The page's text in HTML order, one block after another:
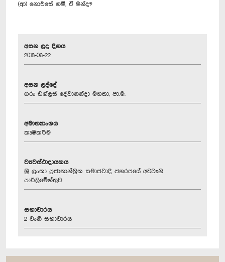
(ආ) නොඑසේ නම්, ඒ මන්ද?
අසන ලද දිනය
2018-06-22
අසන ලද්දේ
ගරු ඩග්ලස් දේවානන්දා මහතා, පා.ම.
අමාත්‍යාංශය
කෘෂිකර්ම
ව්‍යවස්ථාදායකය
ශ්‍රී ලංකා ප්‍රජාතාන්ත්‍රික සමාජවාදී ජනරජයේ අටවැනි
පාර්ලිමේන්තුව
සභාවාරය
2 වැනි සභාවාරය